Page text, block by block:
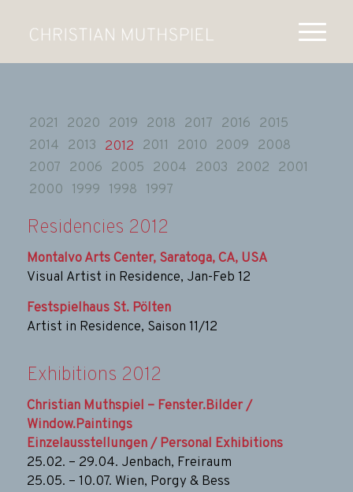
2021 2020 2019 2018 2017 2016 2015
2014 2013 2012 2011 2010 2009 2008
2007 2006 2005 2004 2003 2002 2001
2000 1999 1998 1997
Residencies 2012
Montalvo Arts Center, Saratoga, CA, USA
Visual Artist in Residence, Jan-Feb 12
Festspielhaus St. Pölten
Artist in Residence, Saison 11/12
Exhibitions 2012
Christian Muthspiel – Fenster.Bilder /
Window.Paintings
Einzelausstellungen / Personal Exhibitions
25.02. – 29.04. Jenbach, Freiraum
25.05. – 10.07. Wien, Porgy & Bess